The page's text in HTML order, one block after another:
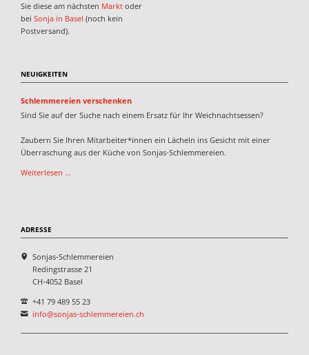
Sie diese am nächsten Marktoder
bei Sonja in Basel (noch kein
Postversand).
NEUIGKEITEN
Schlemmereien verschenken
Sind Sie auf der Suche nach einem Ersatz für Ihr Weichnachtsessen?
Zaubern Sie Ihren Mitarbeiter*innen ein Lächeln ins Gesicht mit einer
Überraschung aus der Küche von Sonjas-Schlemmereien.
Weiterlesen …Schlemmereien
ADRESSE
Sonjas-Schlemmereien
Redingstrasse 21
CH-4052 Basel
+41 79 489 55 23
info@sonjas-schlemmereien.ch